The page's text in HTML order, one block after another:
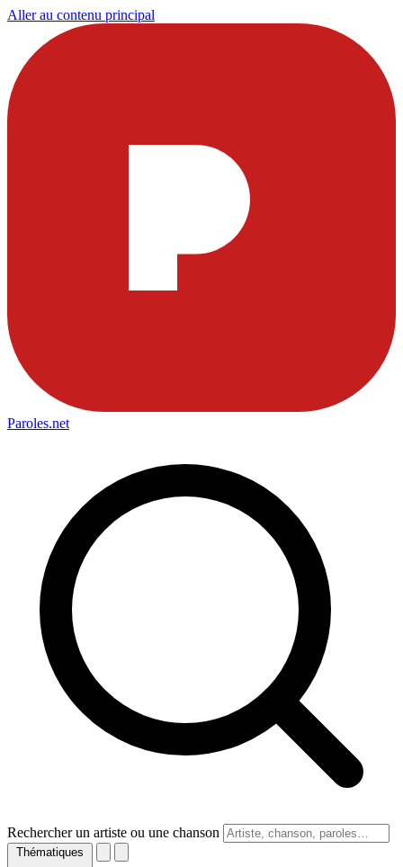
Aller au contenu principal
Paroles.net
Rechercher un artiste ou une chanson
Thématiques